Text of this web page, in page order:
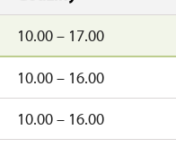
10.00 – 17.00
10.00 – 16.00
10.00 – 16.00